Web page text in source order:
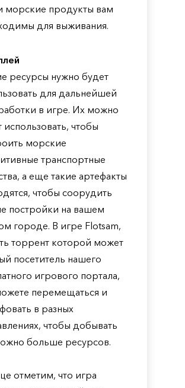
морские продукты вам
для выживания.
ресурсы нужно будет
для дальнейшей
в игре. Их можно
использовать, чтобы
морские
транспортные
а еще такие артефакты
чтобы соорудить
постройки на вашем
городе. В игре Flotsam,
торрент которой может
посетитель нашего
игрового портала,
перемещаться и
в разных
чтобы добывать
больше ресурсов.
отметим, что игра